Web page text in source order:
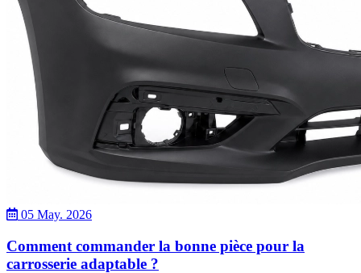
05 May. 2026
Comment commander la bonne pièce pour la
carrosserie adaptable ?